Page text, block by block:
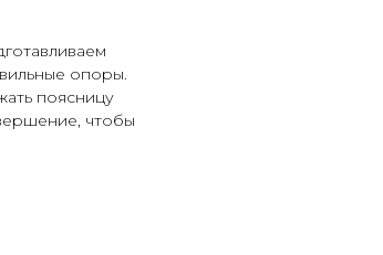
опоры.
поясницу
чтобы